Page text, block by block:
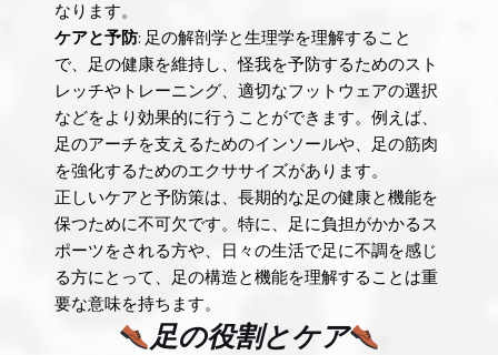
なります。
ケアと予防: 足の解剖学と生理学を理解すること
で、足の健康を維持し、怪我を予防するためのスト
レッチやトレーニング、適切なフットウェアの選択
などをより効果的に行うことができます。例えば、
足のアーチを支えるためのインソールや、足の筋肉
を強化するためのエクササイズがあります。
正しいケアと予防策は、長期的な足の健康と機能を
保つために不可欠です。特に、足に負担がかかるス
ポーツをされる方や、日々の生活で足に不調を感じ
る方にとって、足の構造と機能を理解することは重
要な意味を持ちます。
足の役割とケア